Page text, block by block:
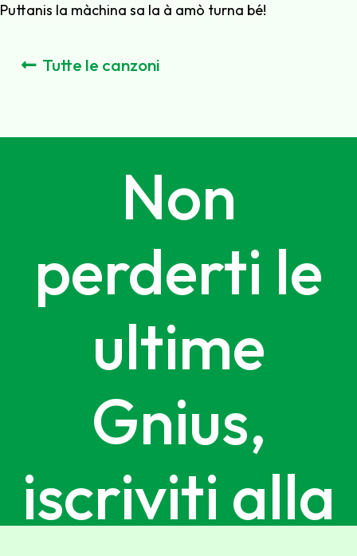
Puttanis la màchina sa la à amò turna bé!
Tutte le canzoni
Non
perderti le
ultime
Gnius,
iscriviti alla